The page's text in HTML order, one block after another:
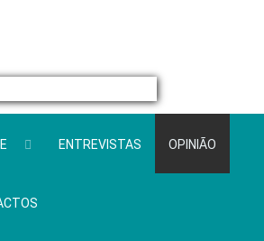
ENTREVISTAS OPINIÃO